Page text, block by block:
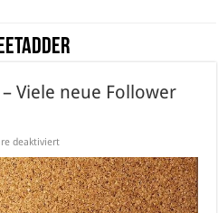
Viele neue Follower
deaktiviertfür
Adder
3
ist
da